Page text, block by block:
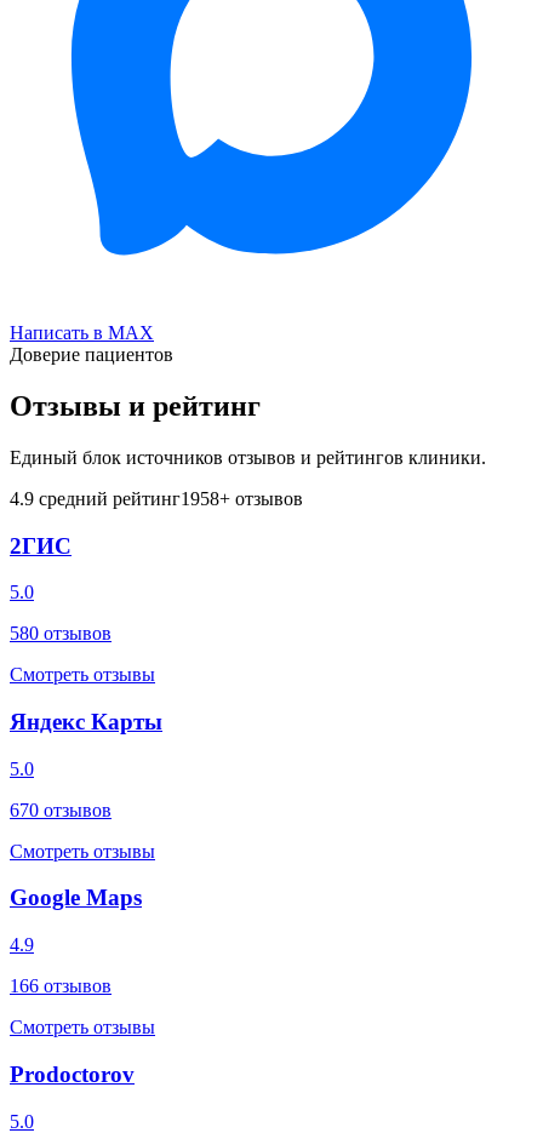
Написать в MAX
Доверие пациентов
Отзывы и рейтинг
Единый блок источников отзывов и рейтингов клиники.
4.9 средний рейтинг1958+ отзывов
2ГИС
5.0
580 отзывов
Смотреть отзывы
Яндекс Карты
5.0
670 отзывов
Смотреть отзывы
Google Maps
4.9
166 отзывов
Смотреть отзывы
Prodoctorov
5.0